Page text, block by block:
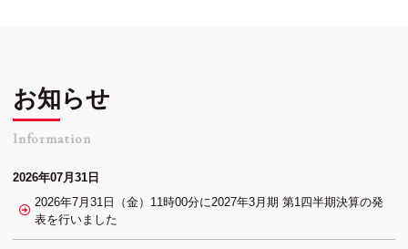
お知らせ
Information
2026年07月31日
2026年7月31日（金）11時00分に2027年3月期 第1四半期決算の発
表を行いました